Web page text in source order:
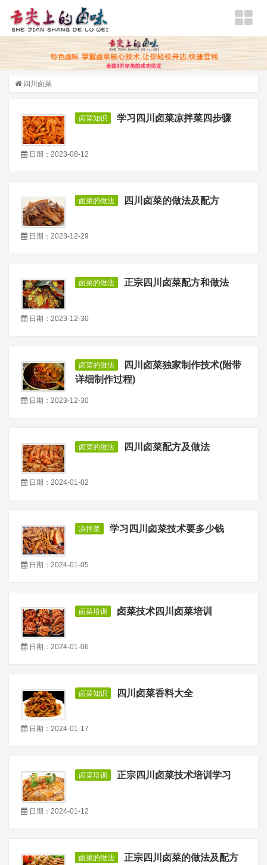
四川卤菜
卤菜知识 学习四川卤菜凉拌菜四步骤
日期：2023-08-12
卤菜的做法 四川卤菜的做法及配方
日期：2023-12-29
卤菜的做法 正宗四川卤菜配方和做法
日期：2023-12-30
卤菜的做法
四川卤菜独家制作技术(附带
详细制作过程)
日期：2023-12-30
卤菜的做法 四川卤菜配方及做法
日期：2024-01-02
凉拌菜 学习四川卤菜技术要多少钱
日期：2024-01-05
卤菜培训 卤菜技术四川卤菜培训
日期：2024-01-06
卤菜知识 四川卤菜香料大全
日期：2024-01-17
卤菜培训 正宗四川卤菜技术培训学习
日期：2024-01-12
卤菜的做法 正宗四川卤菜的做法及配方